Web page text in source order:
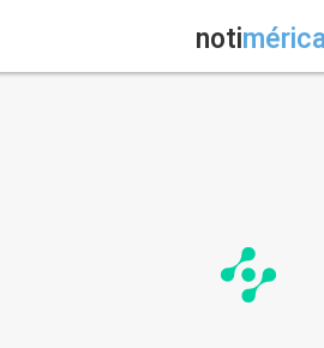
noti